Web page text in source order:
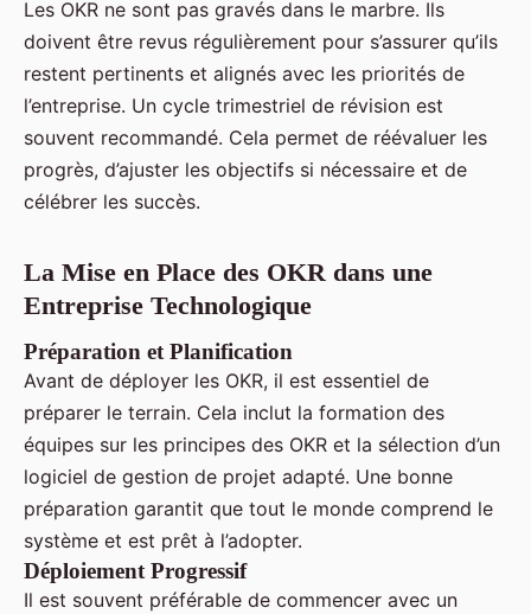
Les OKR ne sont pas gravés dans le marbre. Ils
doivent être revus régulièrement pour s’assurer qu’ils
restent pertinents et alignés avec les priorités de
l’entreprise. Un cycle trimestriel de révision est
souvent recommandé. Cela permet de réévaluer les
progrès, d’ajuster les objectifs si nécessaire et de
célébrer les succès.
La Mise en Place des OKR dans une
Entreprise Technologique
Préparation et Planification
Avant de déployer les OKR, il est essentiel de
préparer le terrain. Cela inclut la formation des
équipes sur les principes des OKR et la sélection d’un
logiciel de gestion de projet adapté. Une bonne
préparation garantit que tout le monde comprend le
système et est prêt à l’adopter.
Déploiement Progressif
Il est souvent préférable de commencer avec un